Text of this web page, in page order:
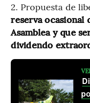
2. Propuesta de
reserva ocasional
Asamblea y que
dividendo